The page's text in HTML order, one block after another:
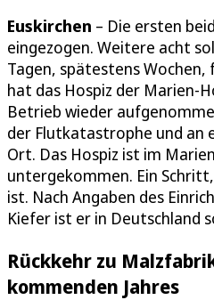
Euskirchen – Die ersten
eingezogen. Weitere acht
Tagen, spätestens Wochen,
hat das Hospiz der Marien-
Betrieb wieder
der Flutkatastrophe und an
Ort. Das Hospiz ist im
untergekommen. Ein
ist. Nach Angaben des
Kiefer ist er in Deutschland
Rückkehr zu
kommenden Jahres